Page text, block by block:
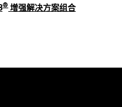
®增强解决方案组合